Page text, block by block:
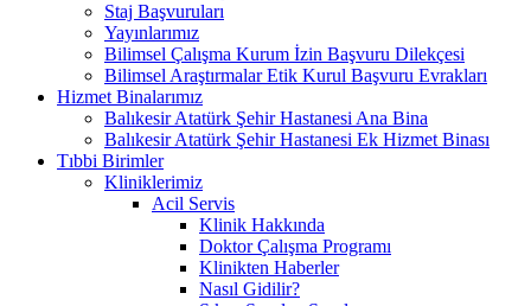
Staj Başvuruları
Yayınlarımız
Bilimsel Çalışma Kurum İzin Başvuru Dilekçesi
Bilimsel Araştırmalar Etik Kurul Başvuru Evrakları
Hizmet Binalarımız
Balıkesir Atatürk Şehir Hastanesi Ana Bina
Balıkesir Atatürk Şehir Hastanesi Ek Hizmet Binası
Tıbbi Birimler
Kliniklerimiz
Acil Servis
Klinik Hakkında
Doktor Çalışma Programı
Klinikten Haberler
Nasıl Gidilir?